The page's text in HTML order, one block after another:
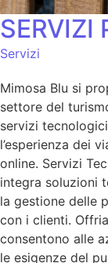
SERVIZI
Servizi
Mimosa Blu si
settore del
servizi
l’esperienza dei
online. Servizi
integra soluzioni
la gestione delle
con i clienti.
consentono alle
le esigenze del